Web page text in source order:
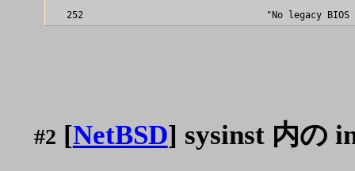
#2 [NetBSD] sysinst 内の